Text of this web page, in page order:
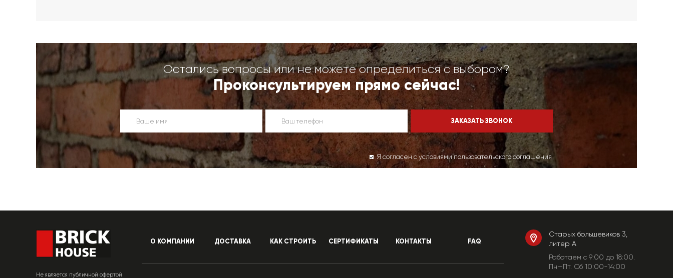
Остались вопросы или не можете определиться с выбором?
Проконсультируем прямо сейчас!
Я согласен с условиями пользовательского соглашения
Не является публичной офертой
О КОМПАНИИ ДОСТАВКА КАК СТРОИТЬ СЕРТИФИКАТЫ КОНТАКТЫ FAQ
Старых большевиков 3,
литер А
Работаем c 9:00 до 18:00.
Пн—Пт. Сб 10:00-14:00